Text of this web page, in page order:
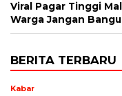
Viral Pagar Tinggi
Warga Jangan
BERITA TERBARU
Kabar